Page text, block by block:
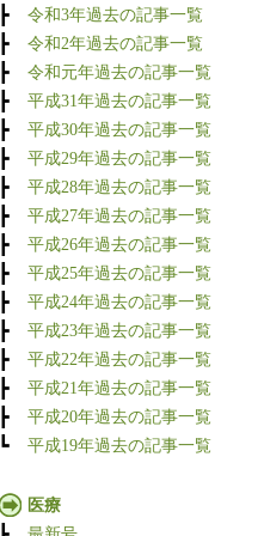
┣ 令和3年過去の記事一覧
┣ 令和2年過去の記事一覧
┣ 令和元年過去の記事一覧
┣ 平成31年過去の記事一覧
┣ 平成30年過去の記事一覧
┣ 平成29年過去の記事一覧
┣ 平成28年過去の記事一覧
┣ 平成27年過去の記事一覧
┣ 平成26年過去の記事一覧
┣ 平成25年過去の記事一覧
┣ 平成24年過去の記事一覧
┣ 平成23年過去の記事一覧
┣ 平成22年過去の記事一覧
┣ 平成21年過去の記事一覧
┣ 平成20年過去の記事一覧
┗ 平成19年過去の記事一覧
医療